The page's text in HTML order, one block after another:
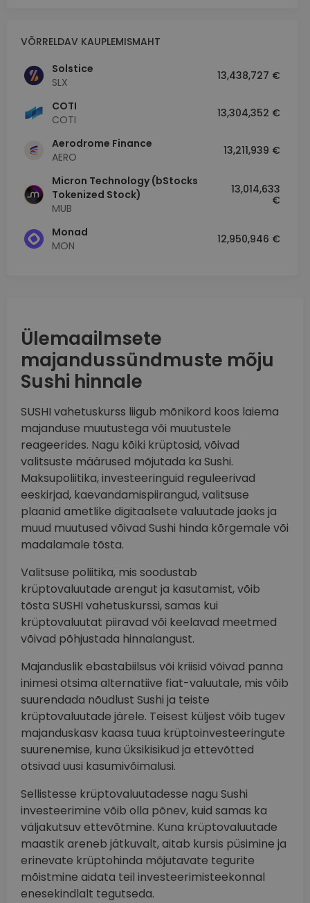
VÕRRELDAV KAUPLEMISMAHT
Solstice
SLX
13,438,727 €
COTI
COTI
13,304,352 €
Aerodrome Finance
AERO
13,211,939 €
Micron Technology (bStocks
Tokenized Stock)
MUB
13,014,633
€
Monad
MON
12,950,946 €
Ülemaailmsete
majandussündmuste mõju
Sushi hinnale
SUSHI vahetuskurss liigub mõnikord koos laiema
majanduse muutustega või muutustele
reageerides. Nagu kõiki krüptosid, võivad
valitsuste määrused mõjutada ka Sushi.
Maksupoliitika, investeeringuid reguleerivad
eeskirjad, kaevandamispiirangud, valitsuse
plaanid ametlike digitaalsete valuutade jaoks ja
muud muutused võivad Sushi hinda kõrgemale või
madalamale tõsta.
Valitsuse poliitika, mis soodustab
krüptovaluutade arengut ja kasutamist, võib
tõsta SUSHI vahetuskurssi, samas kui
krüptovaluutat piiravad või keelavad meetmed
võivad põhjustada hinnalangust.
Majanduslik ebastabiilsus või kriisid võivad panna
inimesi otsima alternatiive fiat-valuutale, mis võib
suurendada nõudlust Sushi ja teiste
krüptovaluutade järele. Teisest küljest võib tugev
majanduskasv kaasa tuua krüptoinvesteeringute
suurenemise, kuna üksikisikud ja ettevõtted
otsivad uusi kasumivõimalusi.
Sellistesse krüptovaluutadesse nagu Sushi
investeerimine võib olla põnev, kuid samas ka
väljakutsuv ettevõtmine. Kuna krüptovaluutade
maastik areneb jätkuvalt, aitab kursis püsimine ja
erinevate krüptohinda mõjutavate tegurite
mõistmine aidata teil investeerimisteekonnal
enesekindlalt tegutseda.